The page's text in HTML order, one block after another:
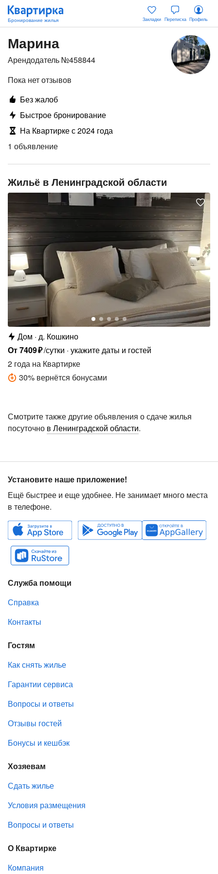
Закладки Переписка Профиль
Марина
Арендодатель №458844
Пока нет отзывов
Без жалоб
Быстрое бронирование
На Квартирке с 2024 года
1 объявление
Жильё в Ленинградской области
Дом
д. Кошкино
От7409₽/сутки укажите даты и гостей
2 года на Квартирке
30% вернётся бонусами
Смотрите также другие объявления о сдаче жилья
посуточно в Ленинградской области.
Установите наше приложение!
Ещё быстрее и еще удобнее. Не занимает много места
в телефоне.
Служба помощи
Справка
Контакты
Гостям
Как снять жилье
Гарантии сервиса
Вопросы и ответы
Отзывы гостей
Бонусы и кешбэк
Хозяевам
Сдать жилье
Условия размещения
Вопросы и ответы
О Квартирке
Компания